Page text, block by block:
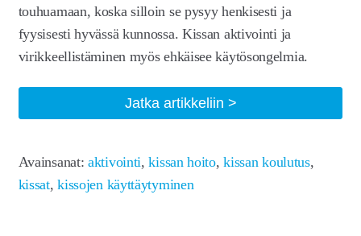
touhuamaan, koska silloin se pysyy henkisesti ja
fyysisesti hyvässä kunnossa. Kissan aktivointi ja
virikkeellistäminen myös ehkäisee käytösongelmia.
Jatka artikkeliin Kissan
Avainsanat:aktivointi,kissan hoito,kissan koulutus,
kissat,kissojen käyttäytyminen